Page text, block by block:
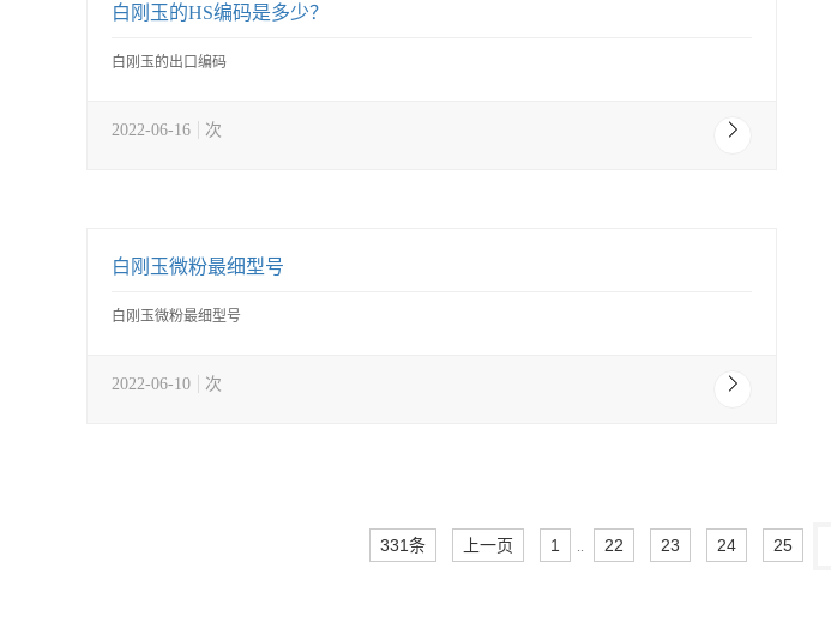
白刚玉的HS编码是多少？
白刚玉的出口编码
2022-06-16 次
白刚玉微粉最细型号
白刚玉微粉最细型号
2022-06-10 次
331条 上一页 1 .. 22 23 24 25